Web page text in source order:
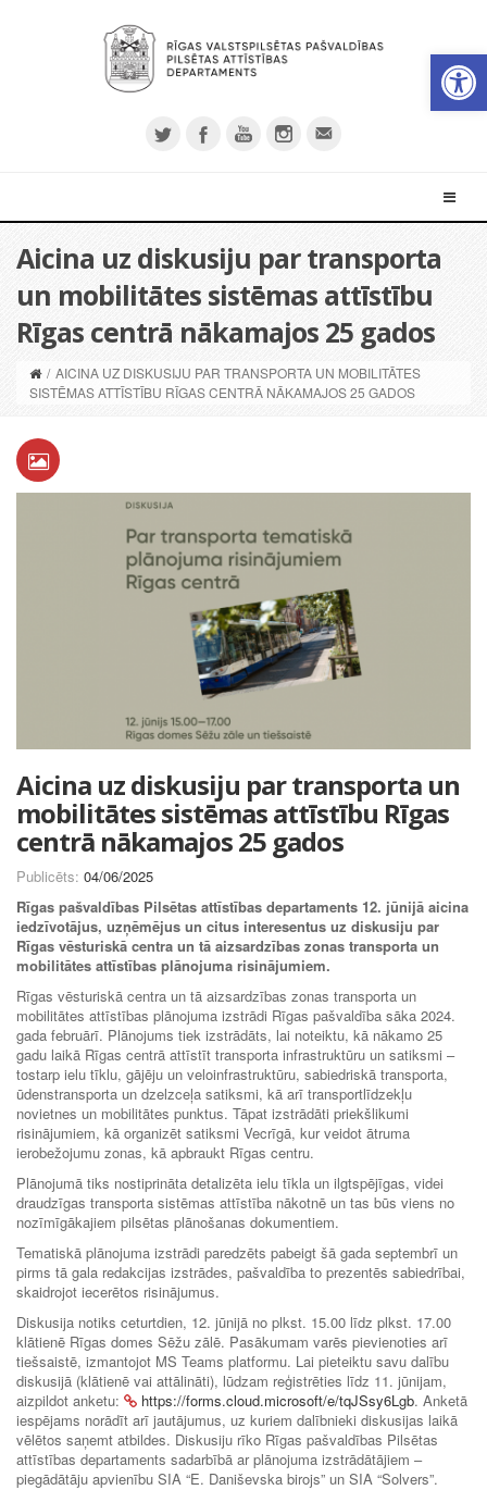
Aicina uz diskusiju par transporta
un mobilitātes sistēmas attīstību
Rīgas centrā nākamajos 25 gados
/ AICINA UZ DISKUSIJU PAR TRANSPORTA UN MOBILITĀTES
SISTĒMAS ATTĪSTĪBU RĪGAS CENTRĀ NĀKAMAJOS 25 GADOS
Aicina uz diskusiju par transporta un
mobilitātes sistēmas attīstību Rīgas
centrā nākamajos 25 gados
Publicēts: 04/06/2025
Rīgas pašvaldības Pilsētas attīstības departaments 12. jūnijā aicina
iedzīvotājus, uzņēmējus un citus interesentus uz diskusiju par
Rīgas vēsturiskā centra un tā aizsardzības zonas transporta un
mobilitātes attīstības plānojuma risinājumiem.
Rīgas vēsturiskā centra un tā aizsardzības zonas transporta un
mobilitātes attīstības plānojuma izstrādi Rīgas pašvaldība sāka 2024.
gada februārī. Plānojums tiek izstrādāts, lai noteiktu, kā nākamo 25
gadu laikā Rīgas centrā attīstīt transporta infrastruktūru un satiksmi –
tostarp ielu tīklu, gājēju un veloinfrastruktūru, sabiedriskā transporta,
ūdenstransporta un dzelzceļa satiksmi, kā arī transportlīdzekļu
novietnes un mobilitātes punktus. Tāpat izstrādāti priekšlikumi
risinājumiem, kā organizēt satiksmi Vecrīgā, kur veidot ātruma
ierobežojumu zonas, kā apbraukt Rīgas centru.
Plānojumā tiks nostiprināta detalizēta ielu tīkla un ilgtspējīgas, videi
draudzīgas transporta sistēmas attīstība nākotnē un tas būs viens no
nozīmīgākajiem pilsētas plānošanas dokumentiem.
Tematiskā plānojuma izstrādi paredzēts pabeigt šā gada septembrī un
pirms tā gala redakcijas izstrādes, pašvaldība to prezentēs sabiedrībai,
skaidrojot iecerētos risinājumus.
Diskusija notiks ceturtdien, 12. jūnijā no plkst. 15.00 līdz plkst. 17.00
klātienē Rīgas domes Sēžu zālē. Pasākumam varēs pievienoties arī
tiešsaistē, izmantojot MS Teams platformu. Lai pieteiktu savu dalību
diskusijā (klātienē vai attālināti), lūdzam reģistrēties līdz 11. jūnijam,
aizpildot anketu:
https://forms.cloud.microsoft/e/tqJSsy6Lgb. Anketā
iespējams norādīt arī jautājumus, uz kuriem dalībnieki diskusijas laikā
vēlētos saņemt atbildes. Diskusiju rīko Rīgas pašvaldības Pilsētas
attīstības departaments sadarbībā ar plānojuma izstrādātājiem –
piegādātāju apvienību SIA “E. Daniševska birojs” un SIA “Solvers”.